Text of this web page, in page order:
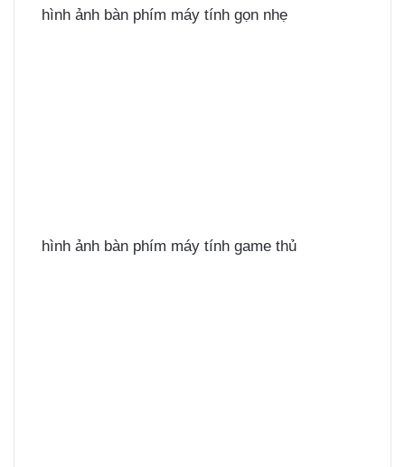
hình ảnh bàn phím máy tính gọn nhẹ
hình ảnh bàn phím máy tính game thủ